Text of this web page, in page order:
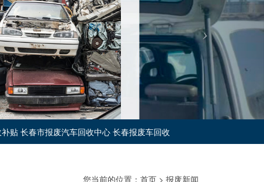
贴 长春市报废汽车回收中心 长春报废车回收
您当前的位置： 首页 > 报废新闻